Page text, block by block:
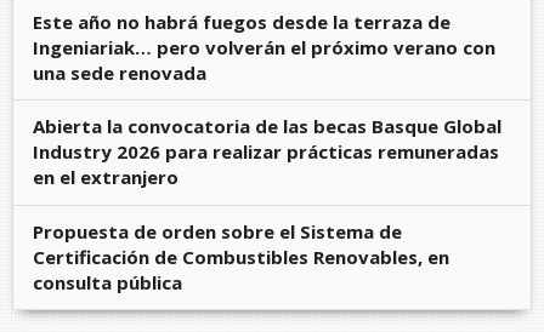
Este año no habrá fuegos desde la terraza de
Ingeniariak… pero volverán el próximo verano con
una sede renovada
Abierta la convocatoria de las becas Basque Global
Industry 2026 para realizar prácticas remuneradas
en el extranjero
Propuesta de orden sobre el Sistema de
Certificación de Combustibles Renovables, en
consulta pública